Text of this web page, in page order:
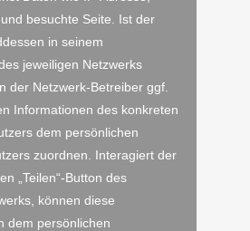
besuchte Seite. Ist der
in seinem
jeweiligen Netzwerks
der Netzwerk-Betreiber ggf.
Informationen des konkreten
dem persönlichen
zuordnen. Interagiert der
„Teilen“-Button des
können diese
dem persönlichen